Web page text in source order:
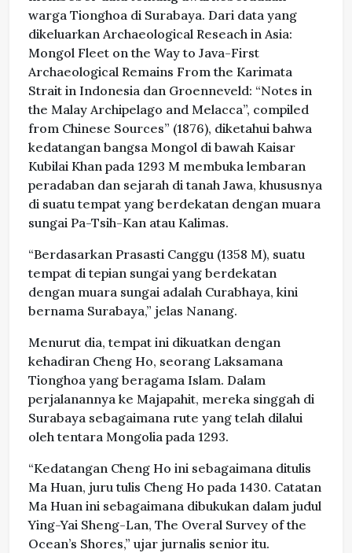
warga Tionghoa di Surabaya. Dari data yang
dikeluarkan Archaeological Reseach in Asia:
Mongol Fleet on the Way to Java-First
Archaeological Remains From the Karimata
Strait in Indonesia dan Groenneveld: “Notes in
the Malay Archipelago and Melacca”, compiled
from Chinese Sources” (1876), diketahui bahwa
kedatangan bangsa Mongol di bawah Kaisar
Kubilai Khan pada 1293 M membuka lembaran
peradaban dan sejarah di tanah Jawa, khususnya
di suatu tempat yang berdekatan dengan muara
sungai Pa-Tsih-Kan atau Kalimas.
“Berdasarkan Prasasti Canggu (1358 M), suatu
tempat di tepian sungai yang berdekatan
dengan muara sungai adalah Curabhaya, kini
bernama Surabaya,” jelas Nanang.
Menurut dia, tempat ini dikuatkan dengan
kehadiran Cheng Ho, seorang Laksamana
Tionghoa yang beragama Islam. Dalam
perjalanannya ke Majapahit, mereka singgah di
Surabaya sebagaimana rute yang telah dilalui
oleh tentara Mongolia pada 1293.
“Kedatangan Cheng Ho ini sebagaimana ditulis
Ma Huan, juru tulis Cheng Ho pada 1430. Catatan
Ma Huan ini sebagaimana dibukukan dalam judul
Ying-Yai Sheng-Lan, The Overal Survey of the
Ocean’s Shores,” ujar jurnalis senior itu.